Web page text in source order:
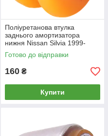
Поліуретанова втулка
заднього амортизатора
нижня Nissan Silvia 1999-
2002
Готово до відправки
160 ₴
Купити